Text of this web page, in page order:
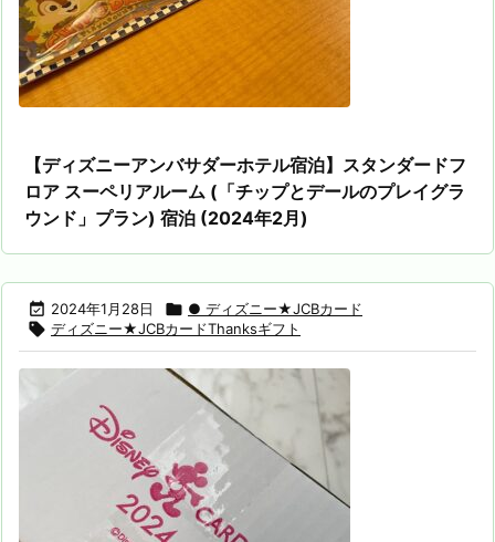
【ディズニーアンバサダーホテル宿泊】スタンダードフ
ロア スーペリアルーム (「チップとデールのプレイグラ
ウンド」プラン) 宿泊 (2024年2月)
 2024年1月28日  ● ディズニー★JCBカード
 ディズニー★JCBカードThanksギフト